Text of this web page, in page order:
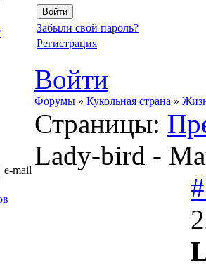
e-mail
Забыли свой пароль?
Регистрация
Войти
Форумы » Кукольная страна »
Страницы:
Lady-bird -